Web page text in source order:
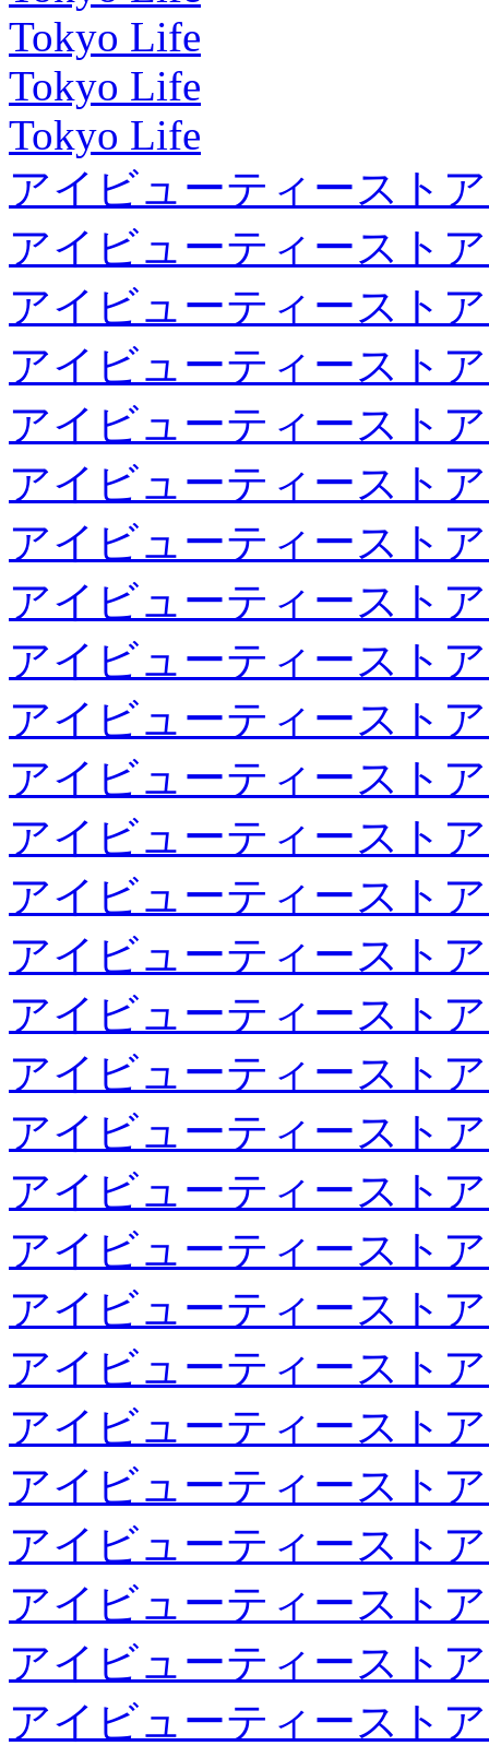
Tokyo Life
Tokyo Life
Tokyo Life
アイビューティースト
アイビューティースト
アイビューティースト
アイビューティースト
アイビューティースト
アイビューティースト
アイビューティースト
アイビューティースト
アイビューティースト
アイビューティースト
アイビューティースト
アイビューティースト
アイビューティースト
アイビューティースト
アイビューティースト
アイビューティースト
アイビューティースト
アイビューティースト
アイビューティースト
アイビューティースト
アイビューティースト
アイビューティースト
アイビューティースト
アイビューティースト
アイビューティースト
アイビューティースト
アイビューティースト